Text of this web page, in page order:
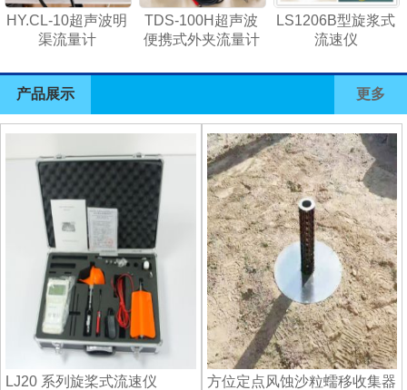
1 2
HY.CL-10超声波明
渠流量计
TDS-100H超声波
便携式外夹流量计
LS1206B型旋浆式
流速仪
产品展示 更多
LJ20 系列旋桨式流速仪
方位定点风蚀沙粒蠕移收集器